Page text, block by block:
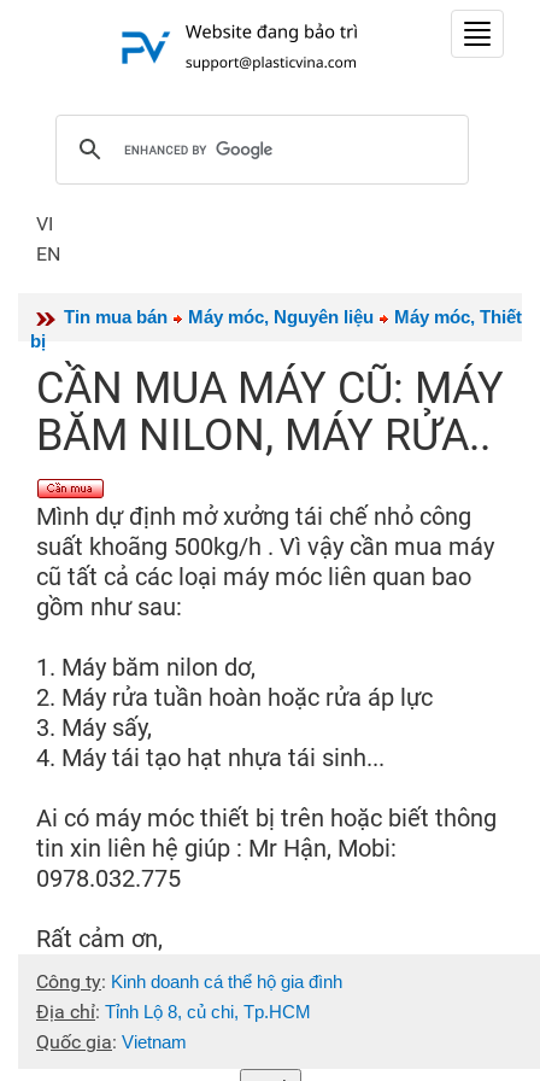
Toggle
VI
EN
Tin mua bán Máy móc, Nguyên liệu
Máy móc, Thiết
bị
CẦN MUA MÁY CŨ: MÁY
BĂM NILON, MÁY RỬA..
Mình dự định mở xưởng tái chế nhỏ công
suất khoãng 500kg/h . Vì vậy cần mua máy
cũ tất cả các loại máy móc liên quan bao
gồm như sau:
1. Máy băm nilon dơ,
2. Máy rửa tuần hoàn hoặc rửa áp lực
3. Máy sấy,
4. Máy tái tạo hạt nhựa tái sinh...
Ai có máy móc thiết bị trên hoặc biết thông
tin xin liên hệ giúp : Mr Hận, Mobi:
0978.032.775
Rất cảm ơn,
Công ty: Kinh doanh cá thể hộ gia đình
Địa chỉ: Tỉnh Lộ 8, củ chi, Tp.HCM
Quốc gia: Vietnam